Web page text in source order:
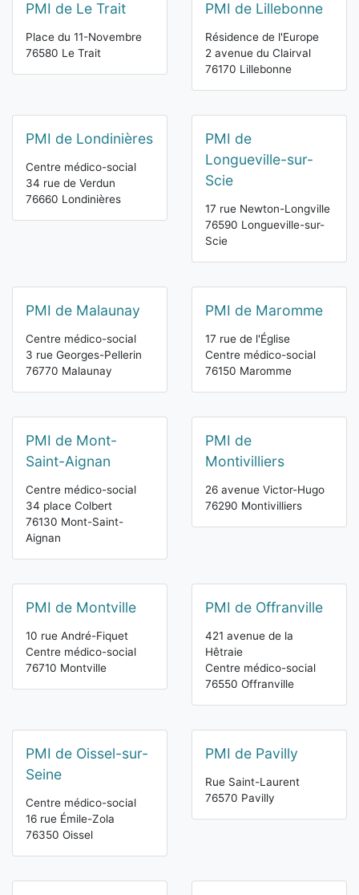
PMI de Le Trait
Place du 11-Novembre
76580 Le Trait
PMI de Lillebonne
Résidence de l'Europe
2 avenue du Clairval
76170 Lillebonne
PMI de Londinières
Centre médico-social
34 rue de Verdun
76660 Londinières
PMI de
Longueville-sur-
Scie
17 rue Newton-Longville
76590 Longueville-sur-
Scie
PMI de Malaunay
Centre médico-social
3 rue Georges-Pellerin
76770 Malaunay
PMI de Maromme
17 rue de l'Église
Centre médico-social
76150 Maromme
PMI de Mont-
Saint-Aignan
Centre médico-social
34 place Colbert
76130 Mont-Saint-
Aignan
PMI de
Montivilliers
26 avenue Victor-Hugo
76290 Montivilliers
PMI de Montville
10 rue André-Fiquet
Centre médico-social
76710 Montville
PMI de Offranville
421 avenue de la
Hêtraie
Centre médico-social
76550 Offranville
PMI de Oissel-sur-
Seine
Centre médico-social
16 rue Émile-Zola
76350 Oissel
PMI de Pavilly
Rue Saint-Laurent
76570 Pavilly